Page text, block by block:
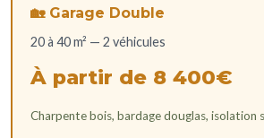
🏡 Garage Double
20 à 40 m² — 2 véhicules
À partir de 8 400€
Charpente bois, bardage douglas, isolation